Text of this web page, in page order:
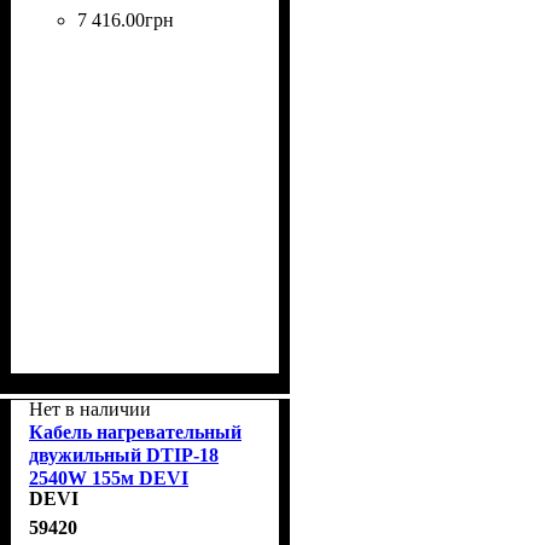
7 416.00грн
Нет в наличии
Кабель нагревательный
двужильный DTIP-18
2540W 155м DEVI
140F0137
DEVI
59420